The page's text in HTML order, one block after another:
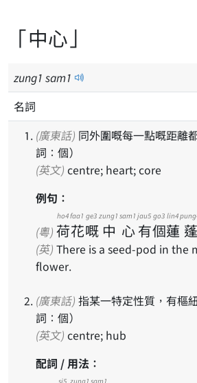
「中心」
zung1 sam1
名詞
(廣東話)
詞：個）
(英文) centre; heart; core
例句：
(粵) 荷
ho4
花
faa1
嘅
ge3
中
zung1
心
sam1
有
jau5
個
go3
蓮
lin4
蓬
(英) There is a seed-pod in the
flower.
(廣東話)
詞：個）
(英文) centre; hub
配詞 / 用法：
si5 zung1 sam1